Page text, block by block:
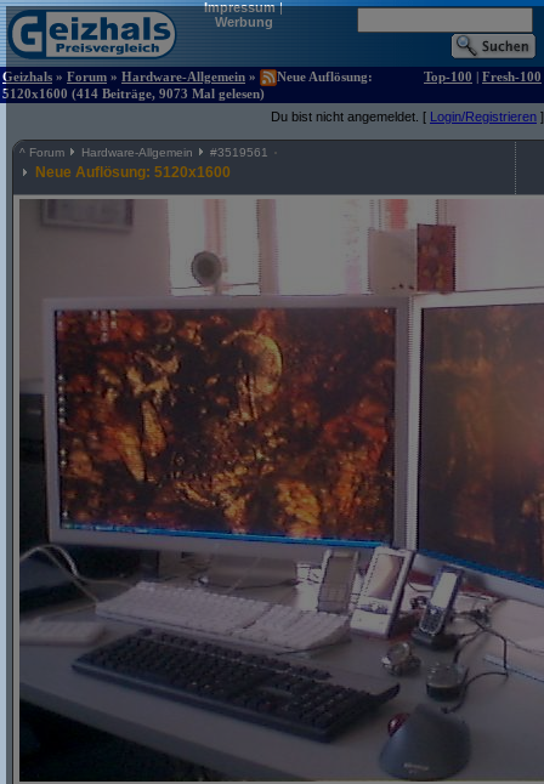
Impressum|
Werbung
Geizhals » Forum » Hardware-Allgemein »
Neue Auflösung:
5120x1600 (414 Beiträge, 9073 Mal gelesen)
Top-100 | Fresh-100
Du bist nicht angemeldet. [ Login/Registrieren ]
^ Forum Hardware-Allgemein #3519561
Neue Auflösung: 5120x1600